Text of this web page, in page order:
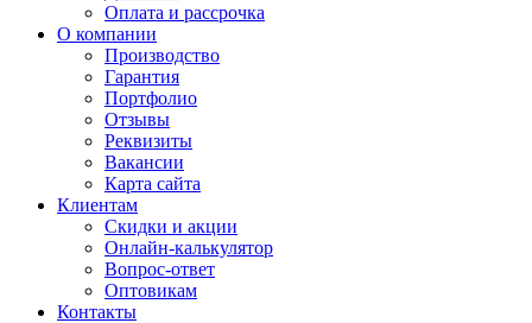
Оплата и рассрочка
О компании
Производство
Гарантия
Портфолио
Отзывы
Реквизиты
Вакансии
Карта сайта
Клиентам
Скидки и акции
Онлайн-калькулятор
Вопрос-ответ
Оптовикам
Контакты